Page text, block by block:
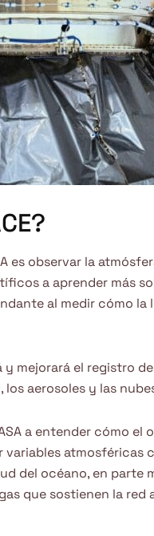
es observar la
a aprender más
al medir cómo la
y mejorará el registro
aerosoles y las
a entender cómo el
atmosféricas
del océano, en parte
que sostienen la red